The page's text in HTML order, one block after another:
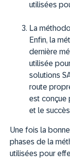
utilisées
La
Enfin, la
dernière
utilisée
solutions
route
est conçue
et le
Une fois la
phases de la
utilisées pour